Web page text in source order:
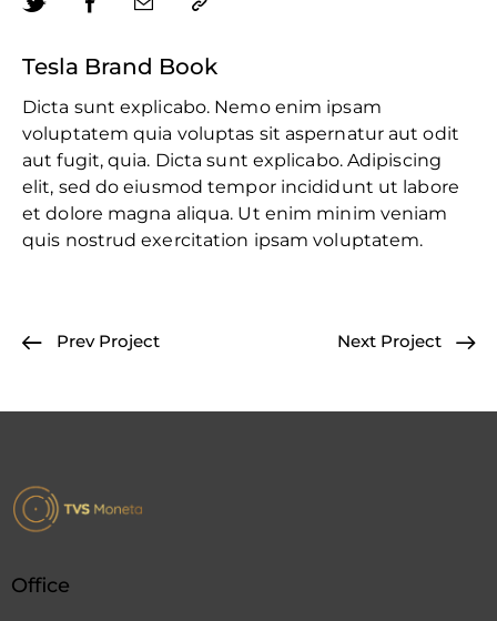
Tesla Brand Book
Dicta sunt explicabo. Nemo enim ipsam
voluptatem quia voluptas sit aspernatur aut odit
aut fugit, quia. Dicta sunt explicabo. Adipiscing
elit, sed do eiusmod tempor incididunt ut labore
et dolore magna aliqua. Ut enim minim veniam
quis nostrud exercitation ipsam voluptatem.
Prev Project Next Project
Office